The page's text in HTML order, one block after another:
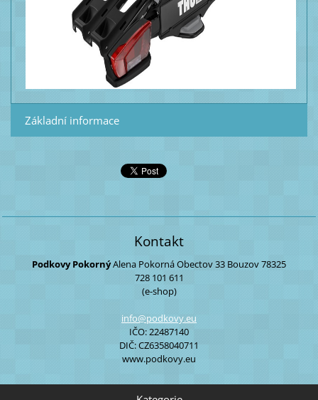
Základní informace
Kontakt
Podkovy PokornýAlena PokornáObectov 33 Bouzov78325
728 101 611
(e-shop)
info@podkovy.eu
IČO: 22487140
DIČ: CZ6358040711
www.podkovy.eu